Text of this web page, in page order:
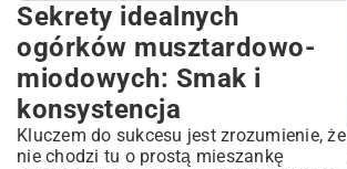
Sekrety idealnych ogórków
musztardowo-miodowych: Smak i
konsystencja
Harmonia smaków: Słodka nuta miodu i
pikantność musztardy
Klucz do chrupkości: Jak wybrać i
przygotować ogórki?
Sekrety idealnych
ogórków musztardowo-
miodowych: Smak i
konsystencja
Kluczem do sukcesu jest zrozumienie, że
nie chodzi tu o prostą mieszankę